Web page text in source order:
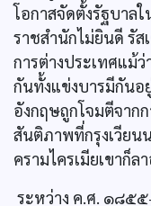
โอกาสจัดตั้งรัฐบาล
ราชสำนักไม่ยินดี รัส
การต่างประเทศแม้
กันทั้งแข่งบารมีกันอ
อังกฤษถูกโจมตีจาก
สันติภาพที่กรุงเวียน
ครามไครเมียเขาก็
ระหว่าง ค.ศ. ๑๘๕๕